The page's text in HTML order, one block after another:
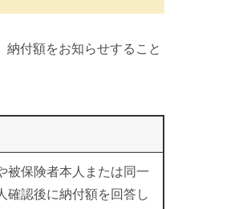
付額をお知らせすること
被保険者本人または同一
確認後に納付額を回答し